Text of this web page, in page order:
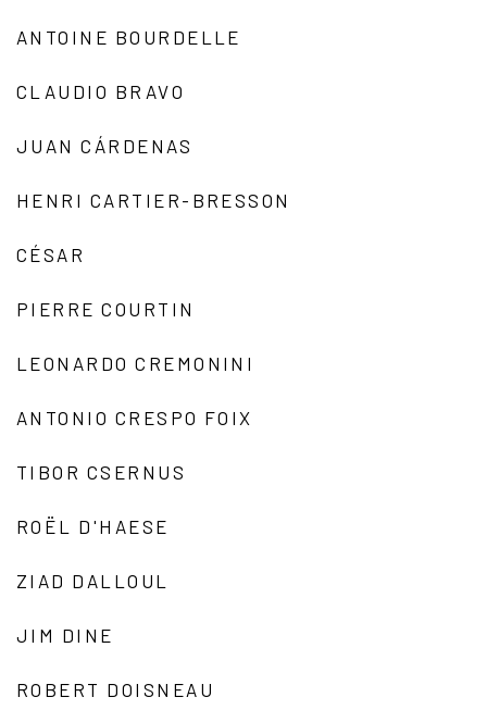
ANTOINE BOURDELLE
CLAUDIO BRAVO
JUAN CÁRDENAS
HENRI CARTIER-BRESSON
CÉSAR
PIERRE COURTIN
LEONARDO CREMONINI
ANTONIO CRESPO FOIX
TIBOR CSERNUS
ROËL D'HAESE
ZIAD DALLOUL
JIM DINE
ROBERT DOISNEAU